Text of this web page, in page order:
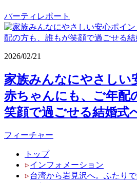
パーティレポート
2026/02/21
家族みんなにやさしい
赤ちゃんにも、ご年配
笑顔で過ごせる結婚式
フィーチャー
トップ
インフォメーション
台湾から岩見沢へ。ふたり